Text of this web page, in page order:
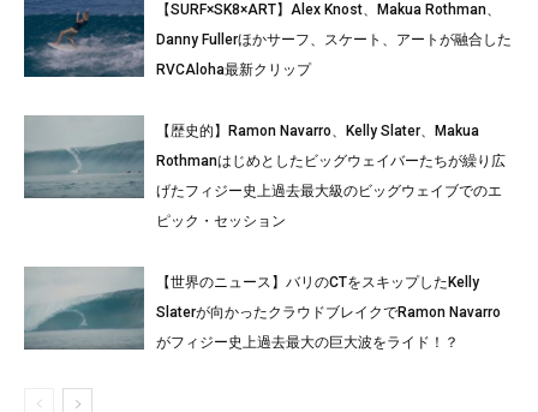
【SURF×SK8×ART】Alex Knost、Makua Rothman、
Danny Fullerほかサーフ、スケート、アートが融合した
RVCAloha最新クリップ
【歴史的】Ramon Navarro、Kelly Slater、Makua
Rothmanはじめとしたビッグウェイバーたちが繰り広
げたフィジー史上過去最大級のビッグウェイブでのエ
ピック・セッション
【世界のニュース】バリのCTをスキップしたKelly
Slaterが向かったクラウドブレイクでRamon Navarro
がフィジー史上過去最大の巨大波をライド！？